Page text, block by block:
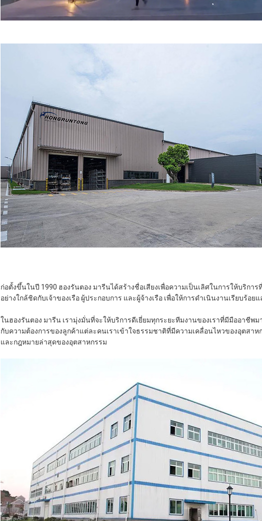
ก่อตั้งขึ้นในปี 1990 ฮองรันตอง มารีนได้สร้างชื่อเสียงเพื่อความเป็นเลิศในการให้บริก
อย่างใกล้ชิดกับเจ้าของเรือ ผู้ประกอบการ และผู้จ้างเรือ เพื่อให้การดําเนินงานเรียบร้อยแ
ในฮองรันตอง มารีน เรามุ่งมั่นที่จะให้บริการดีเยี่ยมทุกระยะทีมงานของเราที่มีมืออาชีพ
กับความต้องการของลูกค้าแต่ละคนเราเข้าใจธรรมชาติที่มีความเคลื่อนไหวของอุตสา
และกฎหมายล่าสุดของอุตสาหกรรม